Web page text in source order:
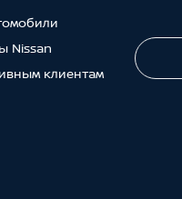
Nissan
клиентам